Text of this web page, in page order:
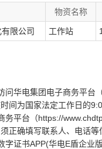
物资名称
限公司 工作站
问华电集团电子商务平
间为国家法定工作日的
平台（https://
正确填写联系人、电话等
证书APP(华电E盾企业